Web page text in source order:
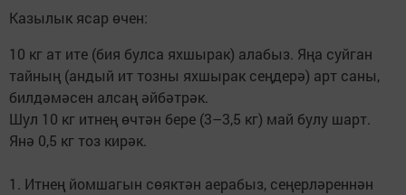
Казылык ясар өчен:
10 кг ат ите (бия булса яхшырак) алабыз. Яңа суйган
тайның (андый ит тозны яхшырак сеңдерә) арт саны,
билдәмәсен алсаң әйбәтрәк.
Шул 10 кг итнең өчтән бере (3–3,5 кг) май булу шарт.
Янә 0,5 кг тоз кирәк.
1. Итнең йомшагын сөяктән аерабыз, сеңерләреннән